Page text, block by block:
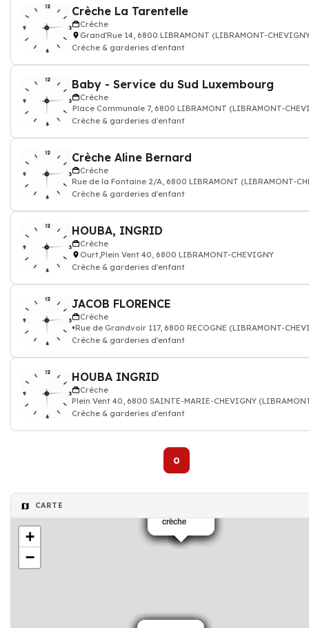
Crèche La Tarentelle
Crèche
Grand'Rue 14, 6800 LIBRAMONT (LIBRAMONT-
Crèche & garderies d'enfant
Baby - Service du Sud Luxembourg
Crèche
Place Communale 7, 6800 LIBRAMONT (LIBRAMONT-
Crèche & garderies d'enfant
Crèche Aline Bernard
Crèche
Rue de la Fontaine 2/A, 6800 LIBRAMONT (LIBRAMONT-
Crèche & garderies d'enfant
HOUBA, INGRID
Crèche
Ourt,Plein Vent 40, 6800 LIBRAMONT-CHEVIGNY
Crèche & garderies d'enfant
JACOB FLORENCE
Crèche
Rue de Grandvoir 117, 6800 RECOGNE (LIBRAMONT-
Crèche & garderies d'enfant
HOUBA INGRID
Crèche
Plein Vent 40, 6800 SAINTE-MARIE-CHEVIGNY
Crèche & garderies d'enfant
0
CARTE
crèche
crèche
crèche
crèche
+
−